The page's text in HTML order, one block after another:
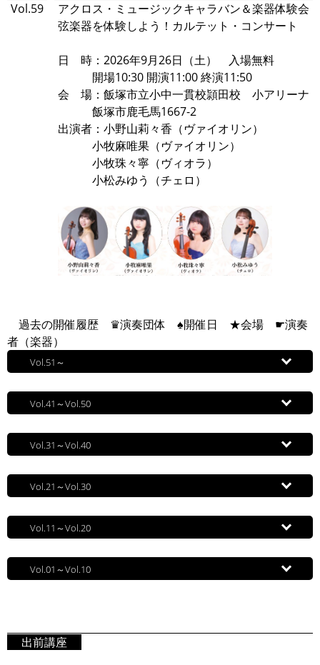
Vol.59
アクロス・ミュージックキャラバン＆楽器体験会
弦楽器を体験しよう！カルテット・コンサート
日 時：2026年9月26日（土） 入場無料
開場10:30 開演11:00 終演11:50
会 場：飯塚市立小中一貫校頴田校 小アリーナ
飯塚市鹿毛馬1667-2
出演者：小野山莉々香（ヴァイオリン）
小牧麻唯果（ヴァイオリン）
小牧珠々寧（ヴィオラ）
小松みゆう（チェロ）
過去の開催履歴 ♛演奏団体 ♠開催日 ★会場 ☛演奏
者（楽器）
Vol.51～
Vol.41～Vol.50
Vol.31～Vol.40
Vol.21～Vol.30
Vol.11～Vol.20
Vol.01～Vol.10
出前講座